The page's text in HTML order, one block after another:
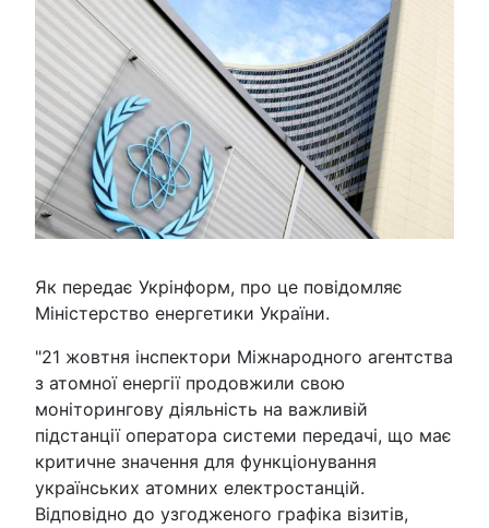
Як передає Укрінформ, про це повідомляє
Міністерство енергетики України.
"21 жовтня інспектори Міжнародного агентства
з атомної енергії продовжили свою
моніторингову діяльність на важливій
підстанції оператора системи передачі, що має
критичне значення для функціонування
українських атомних електростанцій.
Відповідно до узгодженого графіка візитів,